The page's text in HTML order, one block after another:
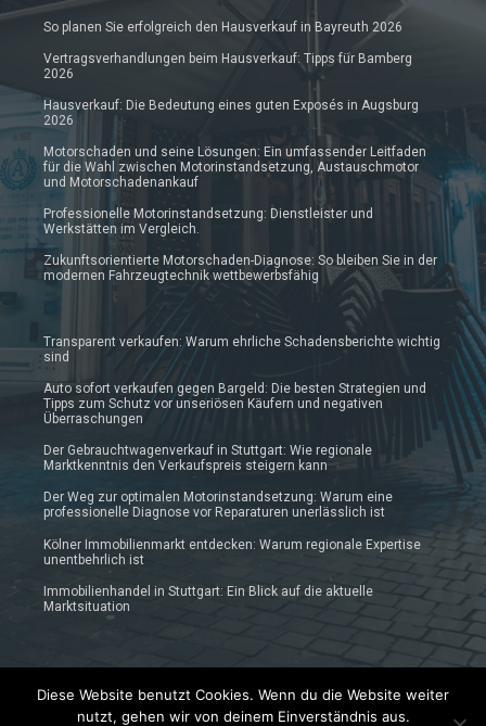
So planen Sie erfolgreich den Hausverkauf in Bayreuth 2026
Vertragsverhandlungen beim Hausverkauf: Tipps für Bamberg
2026
Hausverkauf: Die Bedeutung eines guten Exposés in Augsburg
2026
Motorschaden und seine Lösungen: Ein umfassender Leitfaden
für die Wahl zwischen Motorinstandsetzung, Austauschmotor
und Motorschadenankauf
Professionelle Motorinstandsetzung: Dienstleister und
Werkstätten im Vergleich.
Zukunftsorientierte Motorschaden-Diagnose: So bleiben Sie in der
modernen Fahrzeugtechnik wettbewerbsfähig
Transparent verkaufen: Warum ehrliche Schadensberichte wichtig
sind
Auto sofort verkaufen gegen Bargeld: Die besten Strategien und
Tipps zum Schutz vor unseriösen Käufern und negativen
Überraschungen
Der Gebrauchtwagenverkauf in Stuttgart: Wie regionale
Marktkenntnis den Verkaufspreis steigern kann
Der Weg zur optimalen Motorinstandsetzung: Warum eine
professionelle Diagnose vor Reparaturen unerlässlich ist
Kölner Immobilienmarkt entdecken: Warum regionale Expertise
unentbehrlich ist
Immobilienhandel in Stuttgart: Ein Blick auf die aktuelle
Marktsituation
© 2019 - 2025 Prautonews.de | Auto-News Blog
Diese Website benutzt Cookies. Wenn du die Website weiter
nutzt, gehen wir von deinem Einverständnis aus.